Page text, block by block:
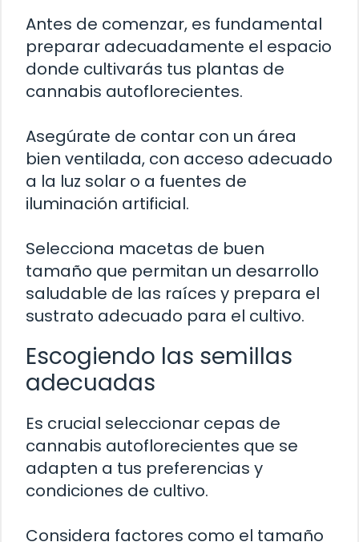
Antes de comenzar, es fundamental
preparar adecuadamente el espacio
donde cultivarás tus plantas de
cannabis autoflorecientes.
Asegúrate de contar con un área
bien ventilada, con acceso adecuado
a la luz solar o a fuentes de
iluminación artificial.
Selecciona macetas de buen
tamaño que permitan un desarrollo
saludable de las raíces y prepara el
sustrato adecuado para el cultivo.
Escogiendo las semillas
adecuadas
Es crucial seleccionar cepas de
cannabis autoflorecientes que se
adapten a tus preferencias y
condiciones de cultivo.
Considera factores como el tamaño